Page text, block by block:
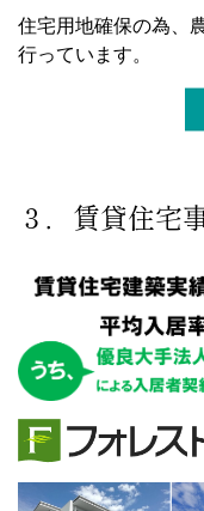
住宅用地確保の為、
行っています。
３．賃貸住宅